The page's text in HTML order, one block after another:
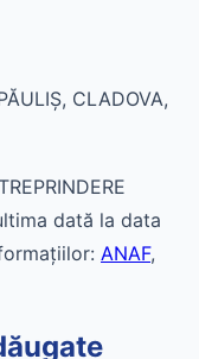
CLADOVA,
dată la data
ANAF,